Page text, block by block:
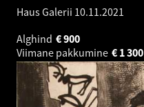
Haus Galerii 10.11.2021
Alghind
900
€
Viimane pakkumine
1 300
€